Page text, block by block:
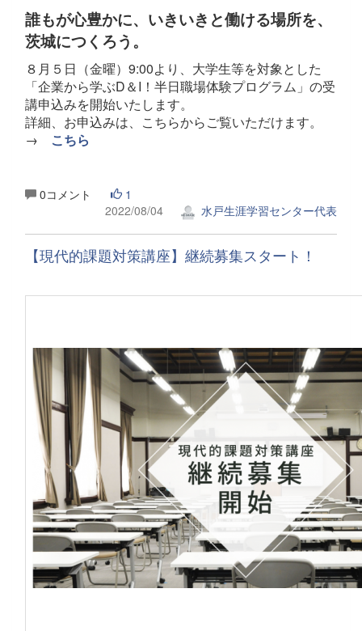
誰もが心豊かに、いきいきと働ける場所を、
茨城につくろう。
８月５日（金曜）9:00より、大学生等を対象とした
「企業から学ぶD＆I！半日職場体験プログラム」の受
講申込みを開始いたします。
詳細、お申込みは、こちらからご覧いただけます。
→ こちら
0コメント
1
2022/08/04
水戸生涯学習センター代表
【現代的課題対策講座】継続募集スタート！